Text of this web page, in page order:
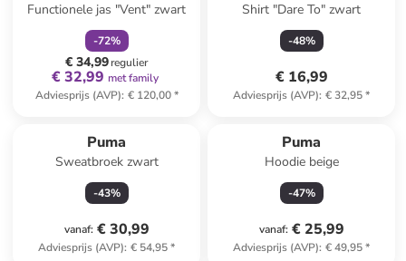
Functionele jas "Vent" zwart
-72%
€ 34,99regulier
€ 32,99 met family
Adviesprijs (AVP): € 120,00*
Shirt "Dare To" zwart
-48%
€ 16,99
Adviesprijs (AVP): € 32,95*
Puma
Sweatbroek zwart
-43%
vanaf: € 30,99
Adviesprijs (AVP): € 54,95*
Puma
Hoodie beige
-47%
vanaf: € 25,99
Adviesprijs (AVP): € 49,95*